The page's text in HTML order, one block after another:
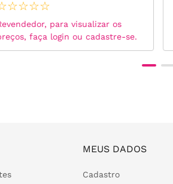
☆☆☆☆
para visualizar os
faça login ou cadastre-se.
MEUS DADOS
Cadastro